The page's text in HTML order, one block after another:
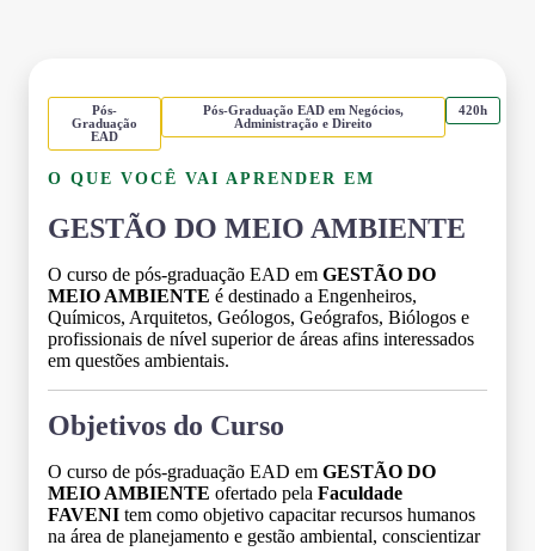
Pós-
Graduação
EAD
Pós-Graduação EAD em Negócios,
Administração e Direito
420h
O QUE VOCÊ VAI APRENDER EM
GESTÃO DO MEIO AMBIENTE
O curso de pós-graduação EAD em GESTÃO DO
MEIO AMBIENTE é destinado a Engenheiros,
Químicos, Arquitetos, Geólogos, Geógrafos, Biólogos e
profissionais de nível superior de áreas afins interessados
em questões ambientais.
Objetivos do Curso
O curso de pós-graduação EAD em GESTÃO DO
MEIO AMBIENTE ofertado pela Faculdade
FAVENI tem como objetivo capacitar recursos humanos
na área de planejamento e gestão ambiental, conscientizar